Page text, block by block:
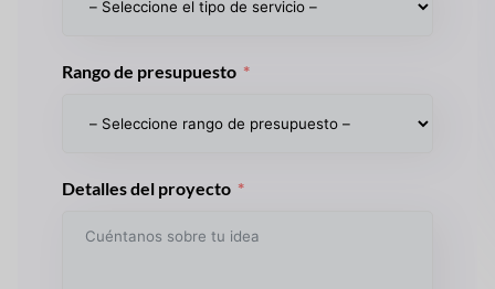
Rango de presupuesto
Detalles del proyecto